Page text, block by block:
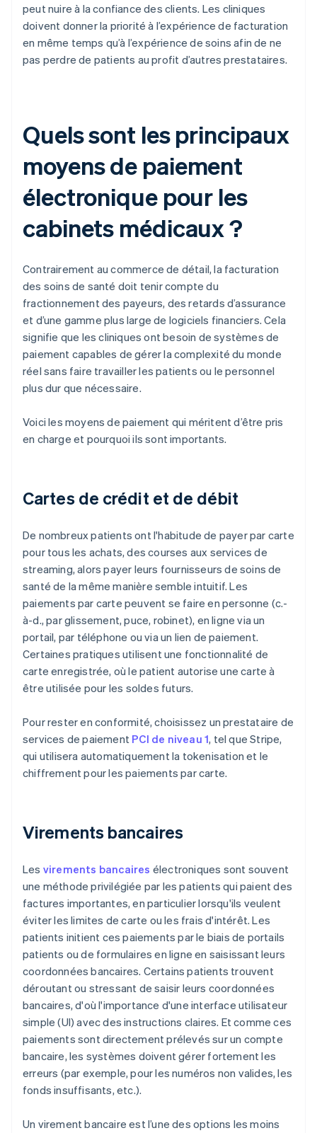
peut nuire à la confiance des clients. Les cliniques
doivent donner la priorité à l’expérience de facturation
en même temps qu’à l’expérience de soins afin de ne
pas perdre de patients au profit d’autres prestataires.
Quels sont les principaux
moyens de paiement
électronique pour les
cabinets médicaux ?
Contrairement au commerce de détail, la facturation
des soins de santé doit tenir compte du
fractionnement des payeurs, des retards d’assurance
et d’une gamme plus large de logiciels financiers. Cela
signifie que les cliniques ont besoin de systèmes de
paiement capables de gérer la complexité du monde
réel sans faire travailler les patients ou le personnel
plus dur que nécessaire.
Voici les moyens de paiement qui méritent d’être pris
en charge et pourquoi ils sont importants.
Cartes de crédit et de débit
De nombreux patients ont l'habitude de payer par carte
pour tous les achats, des courses aux services de
streaming, alors payer leurs fournisseurs de soins de
santé de la même manière semble intuitif. Les
paiements par carte peuvent se faire en personne (c.-
à-d., par glissement, puce, robinet), en ligne via un
portail, par téléphone ou via un lien de paiement.
Certaines pratiques utilisent une fonctionnalité de
carte enregistrée, où le patient autorise une carte à
être utilisée pour les soldes futurs.
Pour rester en conformité, choisissez un prestataire de
services de paiement PCI de niveau 1, tel que Stripe,
qui utilisera automatiquement la tokenisation et le
chiffrement pour les paiements par carte.
Virements bancaires
Les virements bancaires électroniques sont souvent
une méthode privilégiée par les patients qui paient des
factures importantes, en particulier lorsqu'ils veulent
éviter les limites de carte ou les frais d'intérêt. Les
patients initient ces paiements par le biais de portails
patients ou de formulaires en ligne en saisissant leurs
coordonnées bancaires. Certains patients trouvent
déroutant ou stressant de saisir leurs coordonnées
bancaires, d'où l'importance d'une interface utilisateur
simple (UI) avec des instructions claires. Et comme ces
paiements sont directement prélevés sur un compte
bancaire, les systèmes doivent gérer fortement les
erreurs (par exemple, pour les numéros non valides, les
fonds insuffisants, etc.).
Un virement bancaire est l’une des options les moins